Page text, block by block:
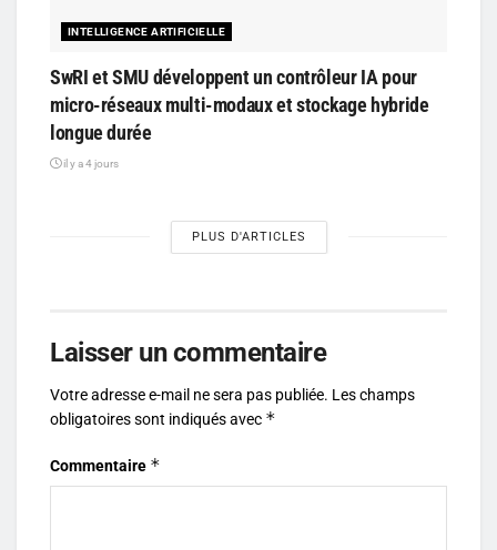
INTELLIGENCE ARTIFICIELLE
SwRI et SMU développent un contrôleur IA pour
micro-réseaux multi-modaux et stockage hybride
longue durée
il y a 4 jours
PLUS D'ARTICLES
Laisser un commentaire
Votre adresse e-mail ne sera pas publiée. Les champs
obligatoires sont indiqués avec *
Commentaire *